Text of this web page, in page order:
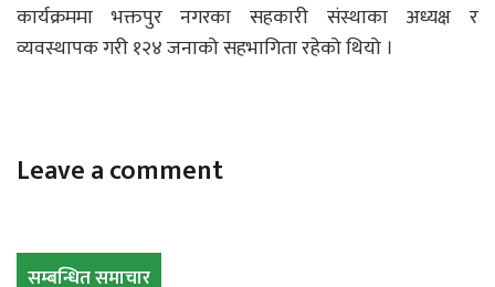
कार्यक्रममा भक्तपुर नगरका सहकारी संस्थाका अध्यक्ष र
व्यवस्थापक गरी १२४ जनाको सहभागिता रहेको थियो ।
Leave a comment
सम्बन्धित समाचार